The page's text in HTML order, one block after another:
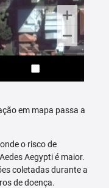
em mapa passa a
o risco de
Aegypti é maior.
coletadas durante a
de doença.